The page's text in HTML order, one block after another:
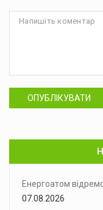
ОПУБЛІКУВАТИ
Енергоатом
07.08.2026